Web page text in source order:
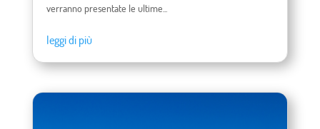
verranno presentate le ultime...
leggi di più